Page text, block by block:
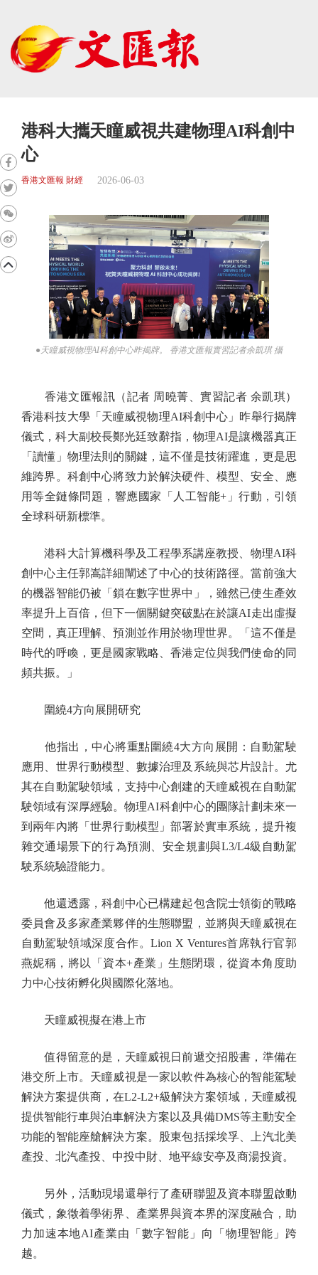
港科大攜天瞳威視共建物理AI科創中
心
香港文匯報 財經 2026-06-03
●天瞳威視物理AI科創中心昨揭牌。 香港文匯報實習記者余凱琪 攝
香港文匯報訊（記者 周曉菁、實習記者 余凱琪）
香港科技大學「天瞳威視物理AI科創中心」昨舉行揭牌
儀式，科大副校長鄭光廷致辭指，物理AI是讓機器真正
「讀懂」物理法則的關鍵，這不僅是技術躍進，更是思
維跨界。科創中心將致力於解決硬件、模型、安全、應
用等全鏈條問題，響應國家「人工智能+」行動，引領
全球科研新標準。
港科大計算機科學及工程學系講座教授、物理AI科
創中心主任郭嵩詳細闡述了中心的技術路徑。當前強大
的機器智能仍被「鎖在數字世界中」，雖然已使生產效
率提升上百倍，但下一個關鍵突破點在於讓AI走出虛擬
空間，真正理解、預測並作用於物理世界。「這不僅是
時代的呼喚，更是國家戰略、香港定位與我們使命的同
頻共振。」
圍繞4方向展開研究
他指出，中心將重點圍繞4大方向展開：自動駕駛
應用、世界行動模型、數據治理及系統與芯片設計。尤
其在自動駕駛領域，支持中心創建的天瞳威視在自動駕
駛領域有深厚經驗。物理AI科創中心的團隊計劃未來一
到兩年內將「世界行動模型」部署於實車系統，提升複
雜交通場景下的行為預測、安全規劃與L3/L4級自動駕
駛系統驗證能力。
他還透露，科創中心已構建起包含院士領銜的戰略
委員會及多家產業夥伴的生態聯盟，並將與天瞳威視在
自動駕駛領域深度合作。Lion X Ventures首席執行官郭
燕妮稱，將以「資本+產業」生態閉環，從資本角度助
力中心技術孵化與國際化落地。
天瞳威視擬在港上市
值得留意的是，天瞳威視日前遞交招股書，準備在
港交所上市。天瞳威視是一家以軟件為核心的智能駕駛
解決方案提供商，在L2-L2+級解決方案領域，天瞳威視
提供智能行車與泊車解決方案以及具備DMS等主動安全
功能的智能座艙解決方案。股東包括採埃孚、上汽北美
產投、北汽產投、中投中財、地平線安亭及商湯投資。
另外，活動現場還舉行了產研聯盟及資本聯盟啟動
儀式，象徵着學術界、產業界與資本界的深度融合，助
力加速本地AI產業由「數字智能」向「物理智能」跨
越。